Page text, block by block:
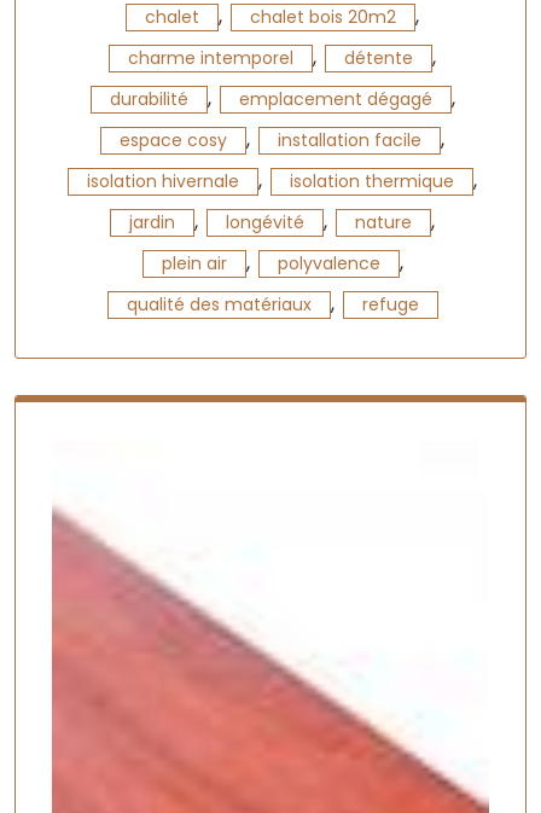
chalet , chalet bois 20m2 ,
charme intemporel , détente ,
durabilité , emplacement dégagé ,
espace cosy , installation facile ,
isolation hivernale , isolation thermique ,
jardin , longévité , nature ,
plein air , polyvalence ,
qualité des matériaux , refuge